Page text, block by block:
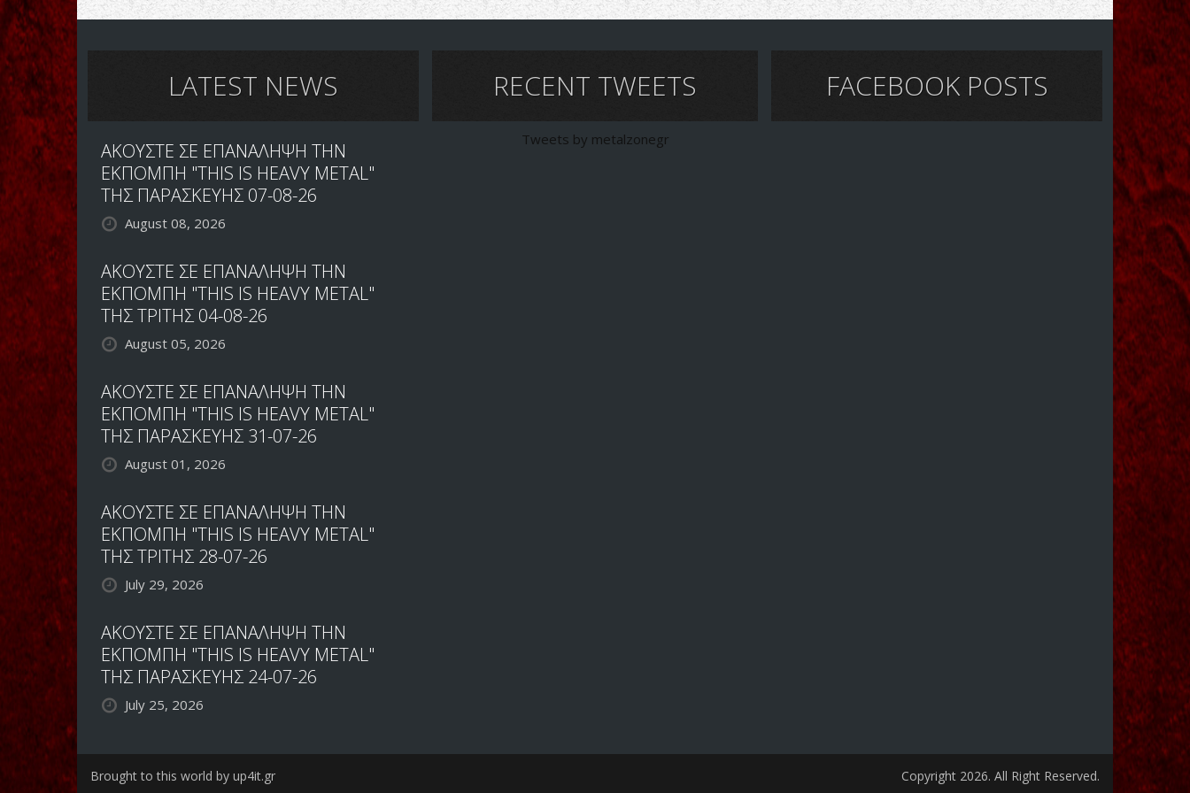
Focs
Focs
Negres
LATEST NEWS
ΑΚΟΥΣΤΕ ΣΕ ΕΠΑΝΑΛΗΨΗ ΤΗΝ
ΕΚΠΟΜΠΗ "THIS IS HEAVY METAL"
ΤΗΣ ΠΑΡΑΣΚΕΥΗΣ 07-08-26
August 08, 2026
ΑΚΟΥΣΤΕ ΣΕ ΕΠΑΝΑΛΗΨΗ ΤΗΝ
ΕΚΠΟΜΠΗ "THIS IS HEAVY METAL"
ΤΗΣ ΤΡΙΤΗΣ 04-08-26
August 05, 2026
ΑΚΟΥΣΤΕ ΣΕ ΕΠΑΝΑΛΗΨΗ ΤΗΝ
ΕΚΠΟΜΠΗ "THIS IS HEAVY METAL"
ΤΗΣ ΠΑΡΑΣΚΕΥΗΣ 31-07-26
August 01, 2026
ΑΚΟΥΣΤΕ ΣΕ ΕΠΑΝΑΛΗΨΗ ΤΗΝ
ΕΚΠΟΜΠΗ "THIS IS HEAVY METAL"
ΤΗΣ ΤΡΙΤΗΣ 28-07-26
July 29, 2026
ΑΚΟΥΣΤΕ ΣΕ ΕΠΑΝΑΛΗΨΗ ΤΗΝ
ΕΚΠΟΜΠΗ "THIS IS HEAVY METAL"
ΤΗΣ ΠΑΡΑΣΚΕΥΗΣ 24-07-26
July 25, 2026
RECENT TWEETS
Tweets by metalzonegr
FACEBOOK POSTS
Brought to this world by up4it.gr Copyright 2026. All Right Reserved.